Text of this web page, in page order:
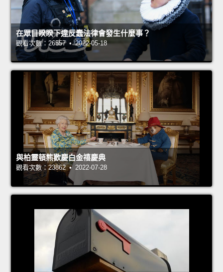
在眾目睽睽下違反蠢法律會發生什麼事？
觀看次數：26557 • 2022-05-18
與柏靈頓熊歡慶白金禧慶典
觀看次數：23862 • 2022-07-28